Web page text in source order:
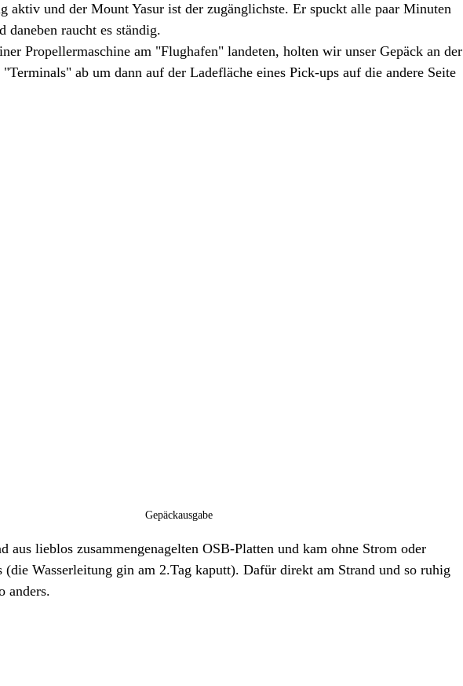
aktiv und der Mount Yasur ist der zugänglichste. Er spuckt alle paar Minuten
raucht es ständig.
Propellermaschine am "Flughafen" landeten, holten wir unser Gepäck an der
"Terminals" ab um dann auf der Ladefläche eines Pick-ups auf die andere Seite
Gepäckausgabe
(die Wasserleitung gin am 2.Tag kaputt). Dafür direkt am Strand und so ruhig
anders.